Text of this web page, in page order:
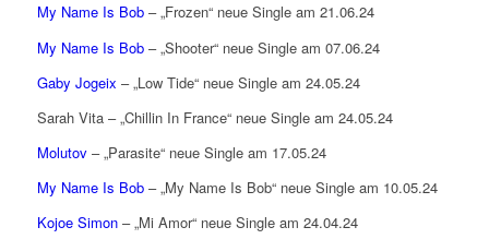
My Name Is Bob– „Frozen“ neue Single am 21.06.24
My Name Is Bob– „Shooter“ neue Single am 07.06.24
Gaby Jogeix – „Low Tide“ neue Single am 24.05.24
Sarah Vita – „Chillin In France“ neue Single am 24.05.24
Molutov– „Parasite“ neue Single am 17.05.24
My Name Is Bob– „My Name Is Bob“ neue Single am 10.05.24
Kojoe Simon– „Mi Amor“ neue Single am 24.04.24